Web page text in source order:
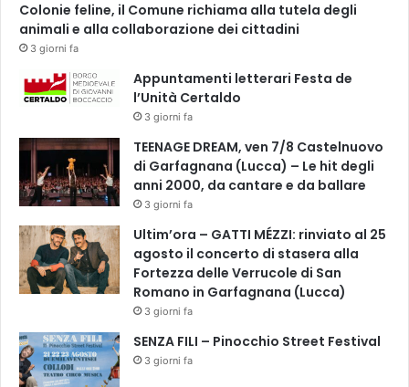
e
R
o
o
n
E
a
Colonie feline, il Comune richiama alla tutela degli
animali e alla collaborazione dei cittadini
3 giorni fa
Appuntamenti letterari Festa de
l’Unità Certaldo
3 giorni fa
TEENAGE DREAM, ven 7/8 Castelnuovo
di Garfagnana (Lucca) – Le hit degli
anni 2000, da cantare e da ballare
3 giorni fa
Ultim’ora – GATTI MÉZZI: rinviato al 25
agosto il concerto di stasera alla
Fortezza delle Verrucole di San
Romano in Garfagnana (Lucca)
3 giorni fa
SENZA FILI – Pinocchio Street Festival
3 giorni fa